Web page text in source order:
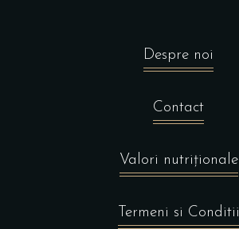
Despre noi
Contact
Valori nutriționale
Termeni si Conditii